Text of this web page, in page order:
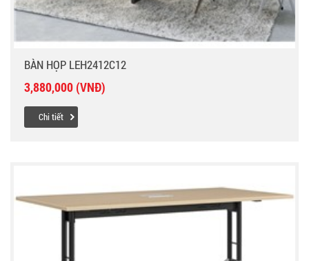
BÀN HỌP LEH2412C12
3,880,000 (VNĐ)
Chi tiết